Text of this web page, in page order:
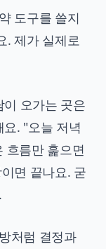
도구를 쓸지
. 제가 실제로
오가는 곳은
. "오늘 저녁
흐름만 훑으면
면 끝나요. 굳
처럼 결정과